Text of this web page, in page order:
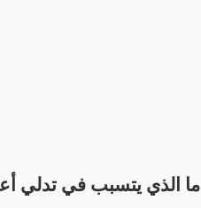
ما الذي يتسبب في تدلي